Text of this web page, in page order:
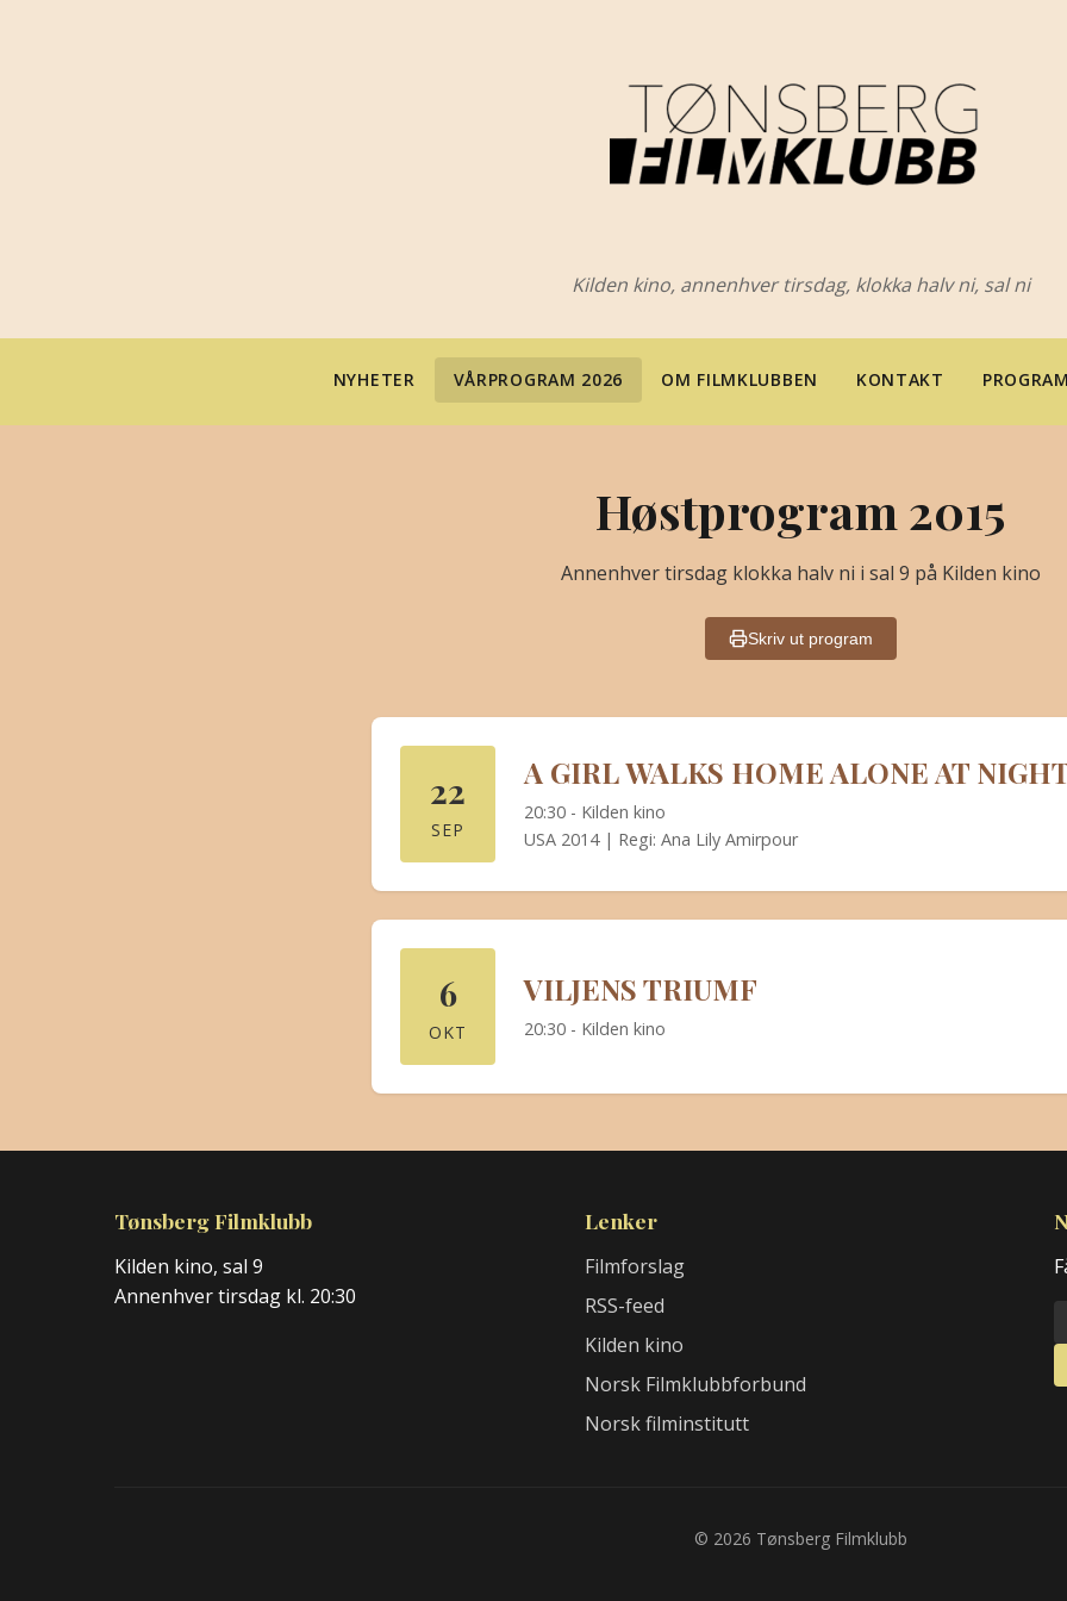
Kilden kino, annenhver tirsdag, klokka halv ni, sal ni
NYHETER VÅRPROGRAM 2026 OM FILMKLUBBEN KONTAKT
Høstprogram 2015
Annenhver tirsdag klokka halv ni i sal 9 på Kilden kino
Skriv ut program
22
SEP
A GIRL WALKS HOME ALONE AT
20:30 - Kilden kino
USA 2014 | Regi: Ana Lily Amirpour
6
OKT
VILJENS TRIUMF
20:30 - Kilden kino
Tønsberg Filmklubb
Kilden kino, sal 9
Annenhver tirsdag kl. 20:30
Lenker
Filmforslag
RSS-feed
Kilden kino
Norsk Filmklubbforbund
Norsk filminstitutt
© 2026 Tønsberg Filmklubb